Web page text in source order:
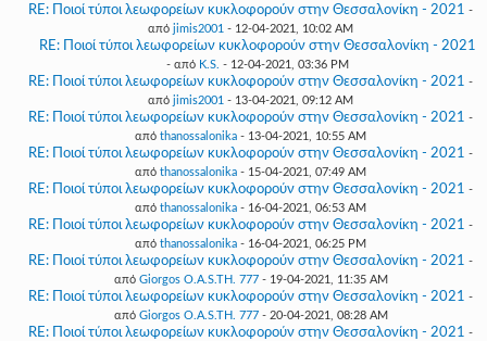
RE: Ποιοί τύποι λεωφορείων κυκλοφορούν στην Θεσσαλονίκη - 2021 -
από jimis2001 - 12-04-2021, 10:02 AM
RE: Ποιοί τύποι λεωφορείων κυκλοφορούν στην Θεσσαλονίκη - 2021
- από K.S. - 12-04-2021, 03:36 PM
RE: Ποιοί τύποι λεωφορείων κυκλοφορούν στην Θεσσαλονίκη - 2021 -
από jimis2001 - 13-04-2021, 09:12 AM
RE: Ποιοί τύποι λεωφορείων κυκλοφορούν στην Θεσσαλονίκη - 2021 -
από thanossalonika - 13-04-2021, 10:55 AM
RE: Ποιοί τύποι λεωφορείων κυκλοφορούν στην Θεσσαλονίκη - 2021 -
από thanossalonika - 15-04-2021, 07:49 AM
RE: Ποιοί τύποι λεωφορείων κυκλοφορούν στην Θεσσαλονίκη - 2021 -
από thanossalonika - 16-04-2021, 06:53 AM
RE: Ποιοί τύποι λεωφορείων κυκλοφορούν στην Θεσσαλονίκη - 2021 -
από thanossalonika - 16-04-2021, 06:25 PM
RE: Ποιοί τύποι λεωφορείων κυκλοφορούν στην Θεσσαλονίκη - 2021 -
από Giorgos O.A.S.TH. 777- 19-04-2021, 11:35 AM
RE: Ποιοί τύποι λεωφορείων κυκλοφορούν στην Θεσσαλονίκη - 2021 -
από Giorgos O.A.S.TH. 777- 20-04-2021, 08:28 AM
RE: Ποιοί τύποι λεωφορείων κυκλοφορούν στην Θεσσαλονίκη - 2021 -